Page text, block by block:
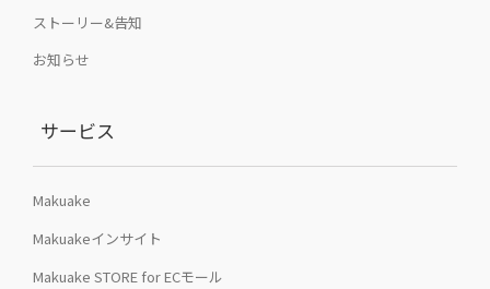
ストーリー&告知
お知らせ
サービス
Makuake
Makuakeインサイト
Makuake STORE for ECモール